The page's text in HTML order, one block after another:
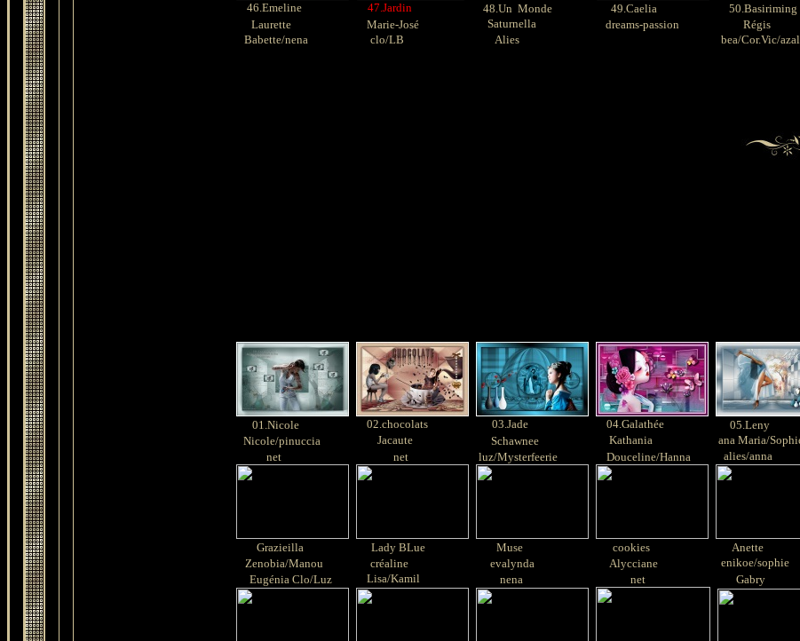
46.Emeline 47.Jardin 48.Un Monde 49.Caelia 50.Basiriming
Laurette
Marie-José Saturnella dreams-passion Régis
Babette/nena
clo/LB Alies bea/Cor.Vic/azal
01.Nicole 02.chocolats 03.Jade 04.Galathée 05.Leny
Nicole/pinuccia
Jacaute Schawnee Kathania ana Maria/
net
net luz/Mysterfeerie Douceline/Hanna alies/anna
Grazieilla Lady BLue Muse cookies Anette
Zenobia/Manou
créaline evalynda Alycciane enikoe/sophie
Eugénia Clo/Luz
Lisa/Kamil nena net Gabry